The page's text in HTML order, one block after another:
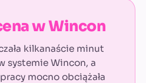
w Wincon
kilkanaście minut
systemie Wincon, a
mocno obciążała